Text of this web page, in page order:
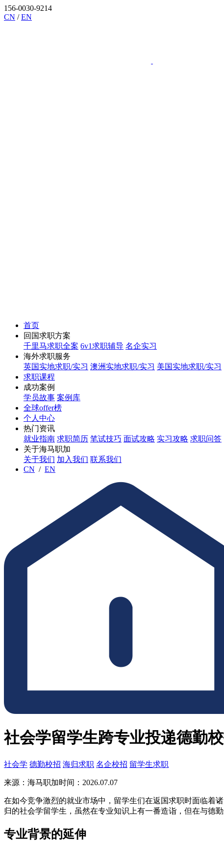
156-0030-9214
CN /EN
首页
回国求职方案
千里马求职全案 6v1求职辅导 名企实习
海外求职服务
英国实地求职/实习 澳洲实地求职/实习 美国实地求职/实习
求职课程
成功案例
学员故事 案例库
全球offer榜
个人中心
热门资讯
就业指南 求职简历 笔试技巧 面试攻略 实习攻略 求职问答
关于海马职加
关于我们 加入我们 联系我们
CN / EN
社会学留学生跨专业投递德勤
社会学 德勤校招 海归求职 名企校招 留学生求职
来源：海马职加时间：2026.07.07
在如今竞争激烈的就业市场中，留学生们在返国求职时面临着
归的社会学留学生，虽然在专业知识上有一番造诣，但在与德
专业背景的延伸